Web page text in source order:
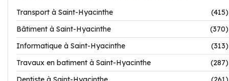
Transport à Saint-Hyacinthe
(415)
Bâtiment à Saint-Hyacinthe
(370)
Informatique à Saint-Hyacinthe
(313)
Travaux en batiment à Saint-Hyacinthe
(287)